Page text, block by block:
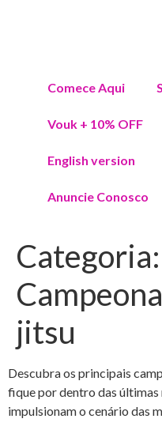
Comece Aqui
Vouk + 10% OFF
English version
Anuncie Conosco
Categoria:
jitsu
Descubra os principais
fique por dentro das
impulsionam o cenário das